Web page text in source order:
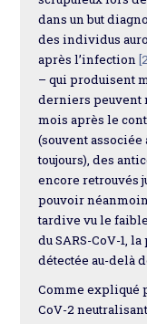
dans un but
des individus
après l’infection
– qui produisent
derniers peuvent
mois après le
(souvent
toujours), des
encore retrouvés
pouvoir
tardive vu le
du SARS-CoV-1,
détectée au-delà
Comme expliqué
CoV-2